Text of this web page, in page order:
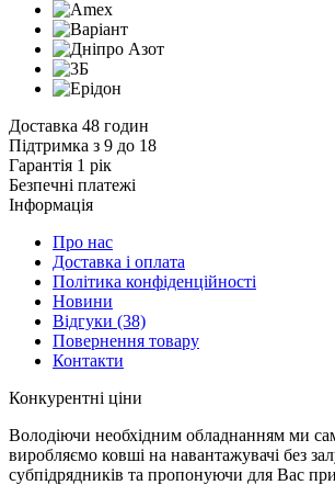
Доставка 48 годин
Підтримка з 9 до 18
Гарантія 1 рік
Безпечні платежі
Інформація
Про нас
Доставка і оплата
Політика конфіденційності
Новини
Відгуки (38)
Повернення товару
Контакти
Конкурентні ціни
Володіючи необхідним обладнанням ми
виробляємо ковші на навантажувачі без
субпідрядників та пропонуючи для Вас